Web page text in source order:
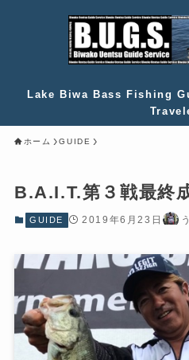
Lake Biwa Bass Fishing
ホーム GUIDE
B.A.I.T.第３戦最終
GUIDE 2019年6月23日